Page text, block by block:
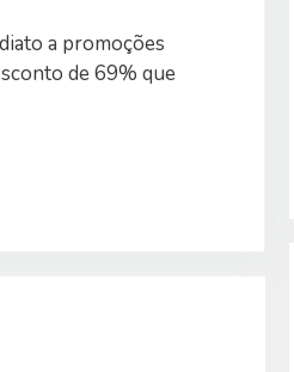
a promoções
de 69% que